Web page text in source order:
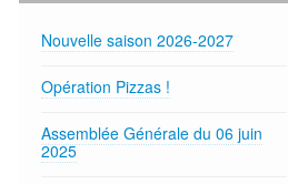
Nouvelle saison 2026-2027
Opération Pizzas !
Assemblée Générale du 06 juin
2025